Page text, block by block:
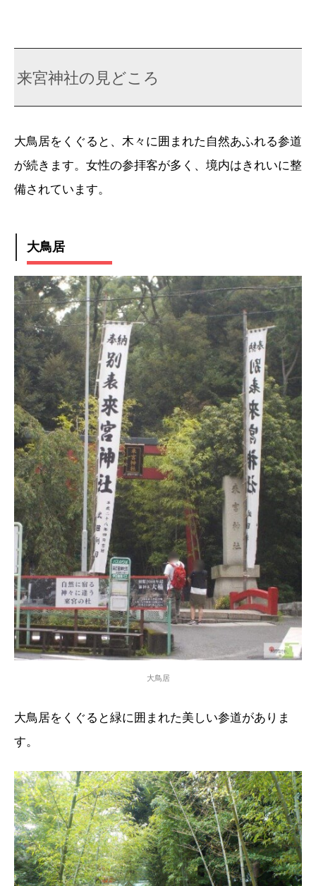
来宮神社の見どころ
大鳥居をくぐると、木々に囲まれた自然あふれる参道
が続きます。女性の参拝客が多く、境内はきれいに整
備されています。
大鳥居
大鳥居
大鳥居をくぐると緑に囲まれた美しい参道がありま
す。